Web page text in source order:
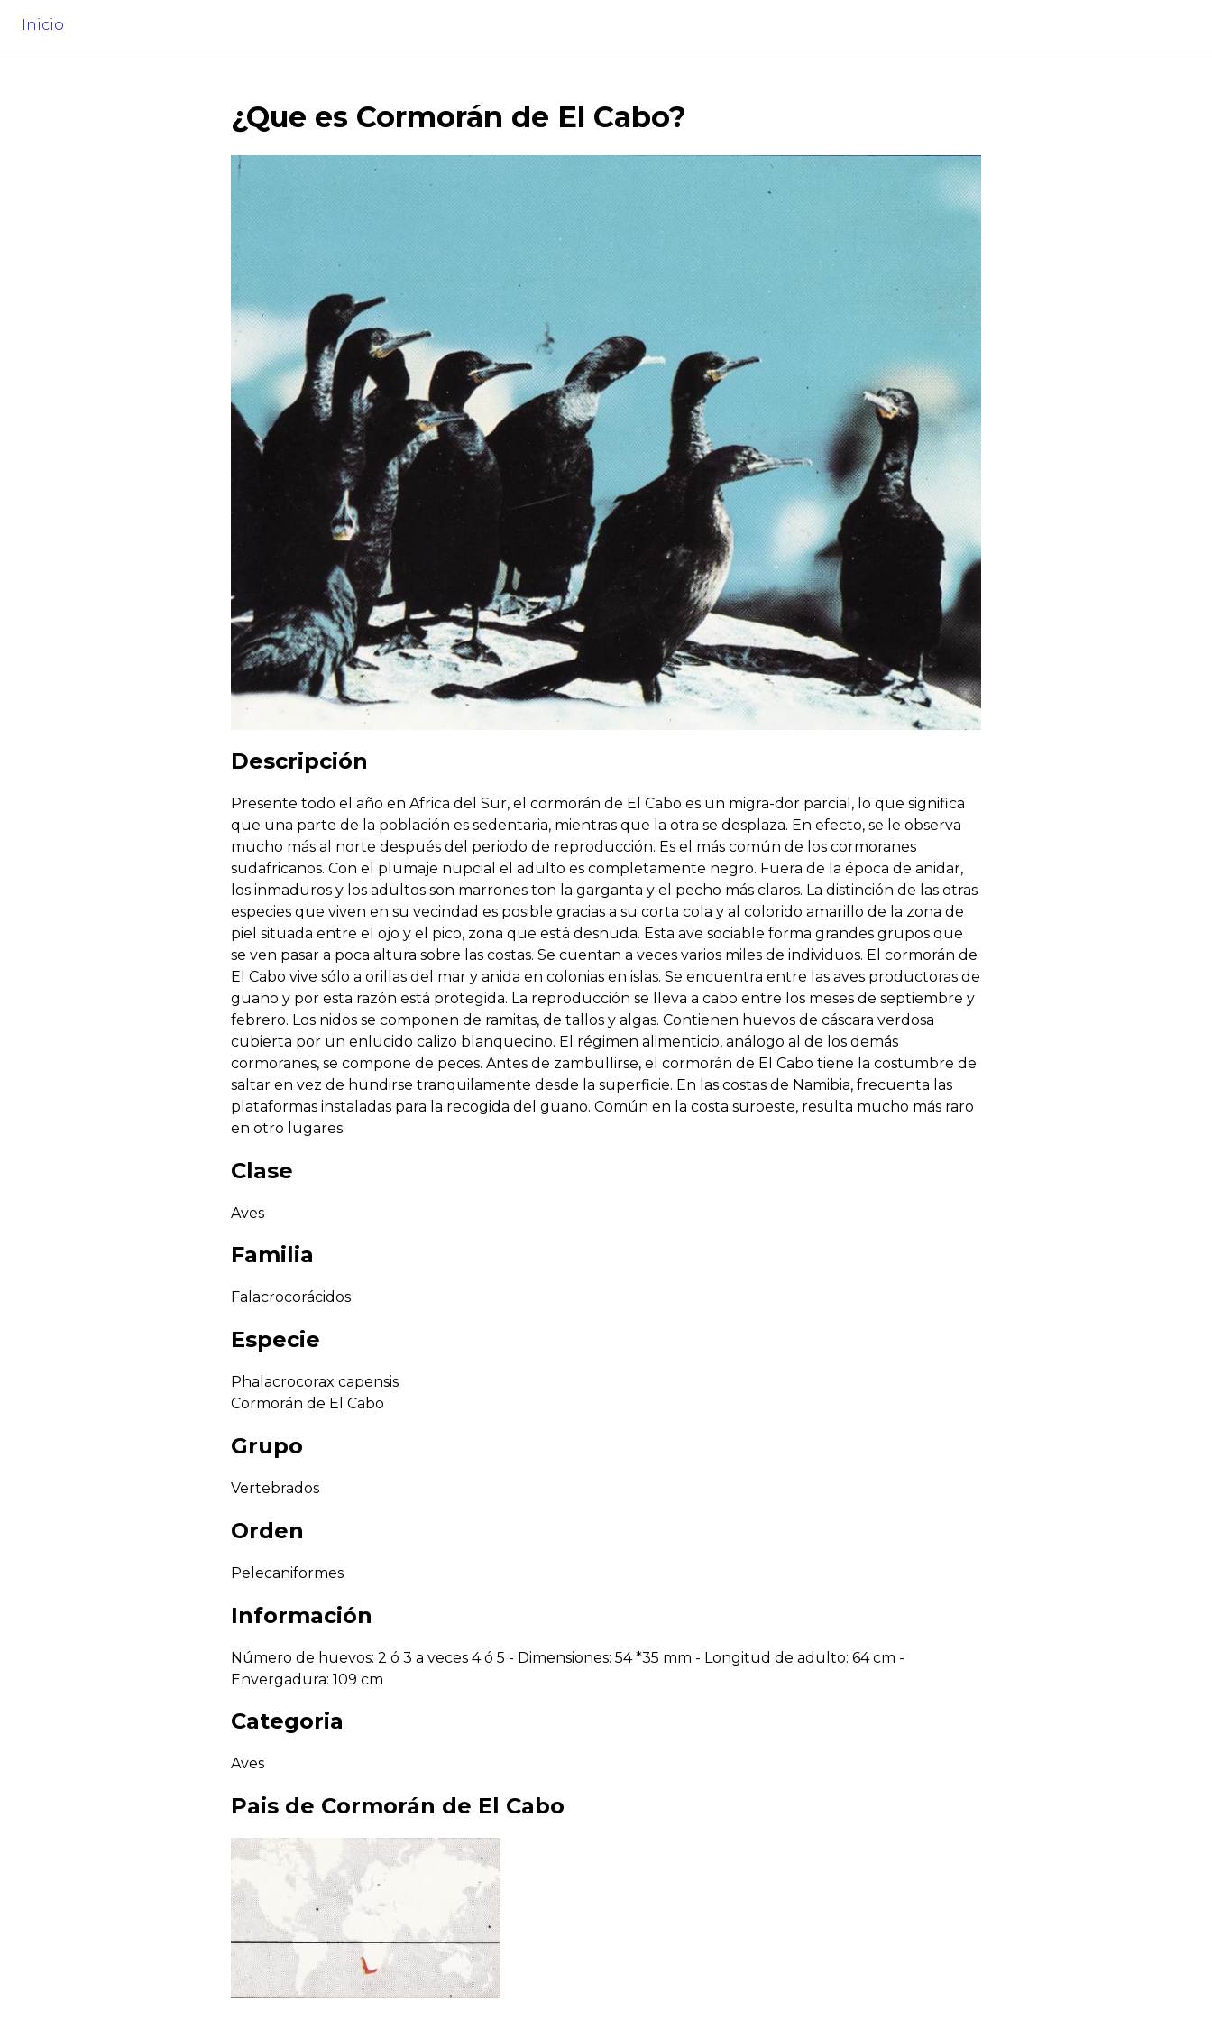
Inicio
¿Que es Cormorán de El Cabo?
Descripción
Presente todo el año en Africa del Sur, el cormorán de El Cabo es un migra-dor parcial, lo que significa
que una parte de la población es sedentaria, mientras que la otra se desplaza. En efecto, se le observa
mucho más al norte después del periodo de reproducción. Es el más común de los cormoranes
sudafricanos. Con el plumaje nupcial el adulto es completamente negro. Fuera de la época de anidar,
los inmaduros y los adultos son marrones ton la garganta y el pecho más claros. La distinción de las otras
especies que viven en su vecindad es posible gracias a su corta cola y al colorido amarillo de la zona de
piel situada entre el ojo y el pico, zona que está desnuda. Esta ave sociable forma grandes grupos que
se ven pasar a poca altura sobre las costas. Se cuentan a veces varios miles de individuos. El cormorán de
El Cabo vive sólo a orillas del mar y anida en colonias en islas. Se encuentra entre las aves productoras de
guano y por esta razón está protegida. La reproducción se lleva a cabo entre los meses de septiembre y
febrero. Los nidos se componen de ramitas, de tallos y algas. Contienen huevos de cáscara verdosa
cubierta por un enlucido calizo blanquecino. El régimen alimenticio, análogo al de los demás
cormoranes, se compone de peces. Antes de zambullirse, el cormorán de El Cabo tiene la costumbre de
saltar en vez de hundirse tranquilamente desde la superficie. En las costas de Namibia, frecuenta las
plataformas instaladas para la recogida del guano. Común en la costa suroeste, resulta mucho más raro
en otro lugares.
Clase
Aves
Familia
Falacrocorácidos
Especie
Phalacrocorax capensis
Cormorán de El Cabo
Grupo
Vertebrados
Orden
Pelecaniformes
Información
Número de huevos: 2 ó 3 a veces 4 ó 5 - Dimensiones: 54 *35 mm - Longitud de adulto: 64 cm -
Envergadura: 109 cm
Categoria
Aves
Pais de Cormorán de El Cabo